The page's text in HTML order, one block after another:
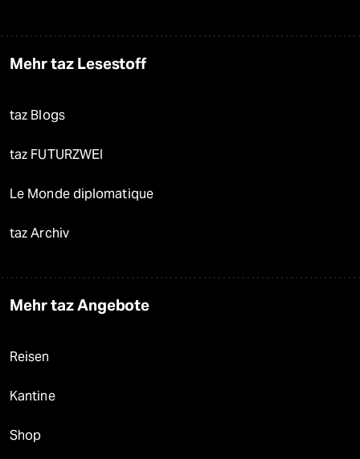
Mehr taz Lesestoff
taz Blogs
taz FUTURZWEI
Le Monde diplomatique
taz Archiv
Mehr taz Angebote
Reisen
Kantine
Shop